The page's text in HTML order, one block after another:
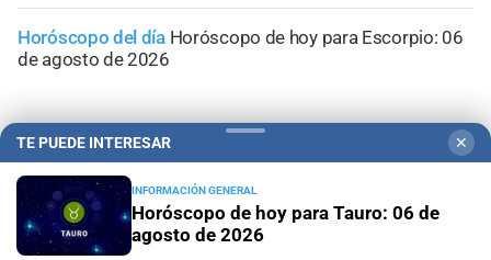
Horóscopo del día Horóscopo de hoy para Escorpio: 06
de agosto de 2026
TE PUEDE INTERESAR ✕
INFORMACIÓN GENERAL
Horóscopo de hoy para Tauro: 06 de
agosto de 2026